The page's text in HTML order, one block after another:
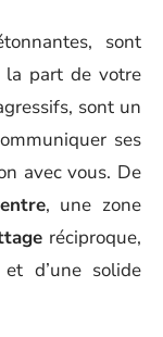
sont
la part de votre
sont un
ses
avec vous. De
, une zone
réciproque,
et d’une solide